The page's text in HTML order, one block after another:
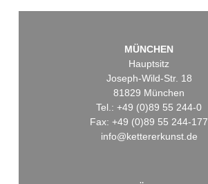
MÜNCHEN
Hauptsitz
Joseph-Wild-Str. 18
81829 München
Tel.: +49 (0)89 55 244-0
Fax: +49 (0)89 55 244-177
info@kettererkunst.de